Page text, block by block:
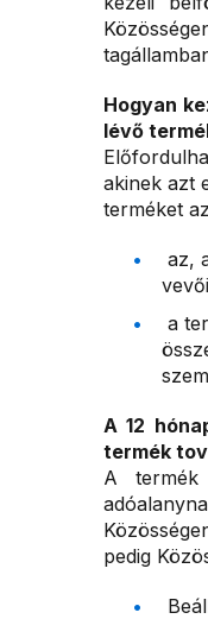
Hogyan
lévő
akinek azt
terméket
az,
a
A 12
termék
A termék
pedig